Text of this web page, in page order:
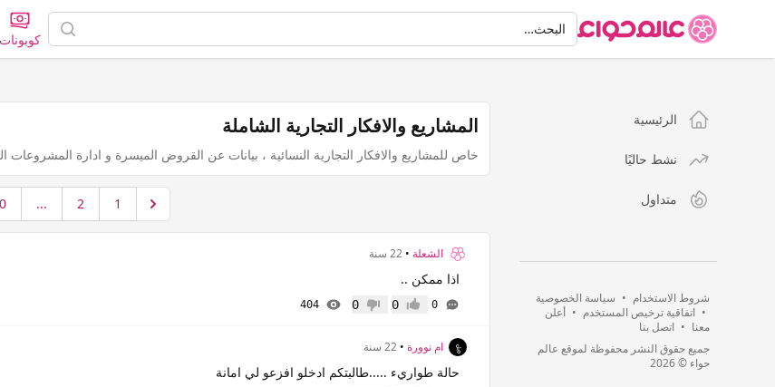
البحثالبحث…
كوبونات
الرئيسية
نشط حاليًا
متداول
شروط الاستخدام • سياسة الخصوصية
• اتفاقية ترخيص المستخدم • أعلن
معنا • اتصل بنا
جميع حقوق النشر محفوظة لموقع عالم
حواء © 2026
المشاريع والافكار التجارية الشاملة
خاص للمشاريع والافكار التجارية النسائية ، بيانات عن القروض الميسرة و ادارة المشروعات
1
2
...
الشعلة • 22 سنة
اذا ممكن ..
0 إعجاب0 عدم إعجاب
0
404
ام نوورة• 22 سنة
حالة طواريء .....طالبتكم ادخلو افزعو لي امانة